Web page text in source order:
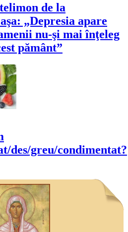
de la
„Depresia apare
nu-şi mai înţeleg
pământ”
des/greu/condimentat?